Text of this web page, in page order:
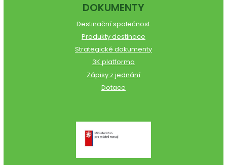
DOKUMENTY
Destinační společnost
Produkty destinace
Strategické dokumenty
3K platforma
Zápisy z jednání
Dotace